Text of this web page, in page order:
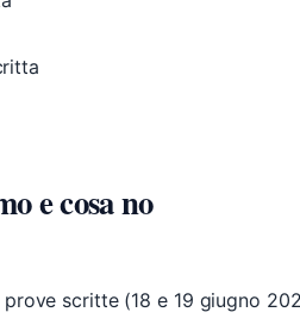
e cosa no
scritte (18 e 19 giugno